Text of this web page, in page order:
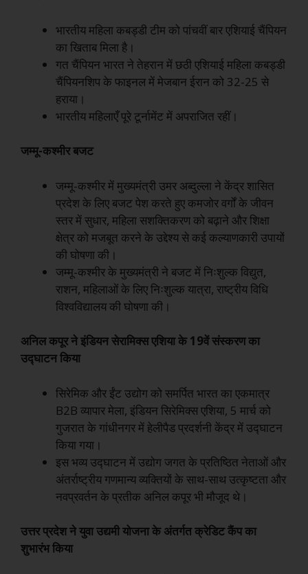
भारतीय महिला कबड्डी टीम को पांचवीं बार एशियाई चैंपियन
का खिताब मिला है।
गत चैंपियन भारत ने तेहरान में छठी एशियाई महिला कबड्डी
चैंपियनशिप के फाइनल में मेजबान ईरान को 32-25 से
हराया।
भारतीय महिलाएँ पूरे टूर्नामेंट में अपराजित रहीं।
जम्मू-कश्मीर बजट
जम्मू-कश्मीर में मुख्यमंत्री उमर अब्दुल्ला ने केंद्र शासित
प्रदेश के लिए बजट पेश करते हुए कमजोर वर्गों के जीवन
स्तर में सुधार, महिला सशक्तिकरण को बढ़ाने और शिक्षा
क्षेत्र को मजबूत करने के उद्देश्य से कई कल्याणकारी उपायों
की घोषणा की।
जम्मू-कश्मीर के मुख्यमंत्री ने बजट में निःशुल्क विद्युत,
राशन, महिलाओं के लिए निःशुल्क यात्रा, राष्ट्रीय विधि
विश्वविद्यालय की घोषणा की।
अनिल कपूर ने इंडियन सेरामिक्स एशिया के 19वें संस्करण का
उद्घाटन किया
सिरेमिक और ईंट उद्योग को समर्पित भारत का एकमात्र
B2B व्यापार मेला, इंडियन सिरेमिक्स एशिया, 5 मार्च को
गुजरात के गांधीनगर में हेलीपैड प्रदर्शनी केंद्र में उद्घाटन
किया गया।
इस भव्य उद्घाटन में उद्योग जगत के प्रतिष्ठित नेताओं और
अंतर्राष्ट्रीय गणमान्य व्यक्तियों के साथ-साथ उत्कृष्टता और
नवप्रवर्तन के प्रतीक अनिल कपूर भी मौजूद थे।
उत्तर प्रदेश ने युवा उद्यमी योजना के अंतर्गत क्रेडिट कैंप का
शुभारंभ किया